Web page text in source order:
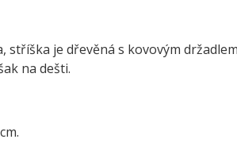
je dřevěná s kovovým
na dešti.